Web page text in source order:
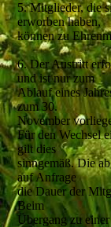
5. Mitglieder, die
erworben haben,
können zu
6. Der Austritt
und ist nur zum
Ablauf eines
zum 30.
November
Für den Wechsel
gilt dies
sinngemäß. Die
auf Anfrage
die Dauer der
Beim
Übergang zu